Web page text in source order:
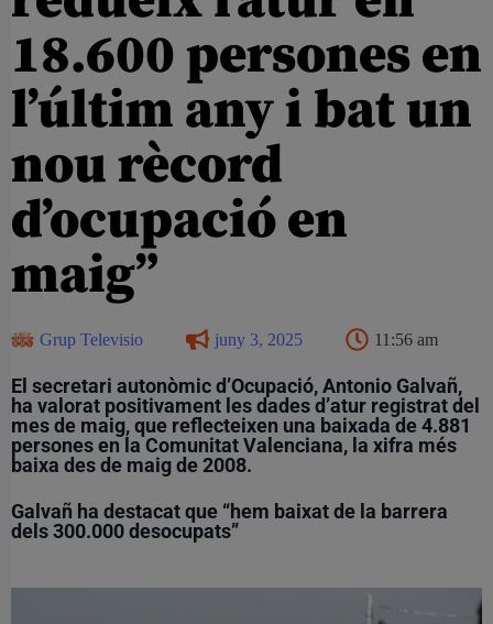
18.600 persones en
l’últim any i bat un
nou rècord
d’ocupació en
maig”
Grup Televisio juny 3, 2025 11:56 am
El secretari autonòmic d’Ocupació, Antonio Galvañ,
ha valorat positivament les dades d’atur registrat del
mes de maig, que reflecteixen una baixada de 4.881
persones en la Comunitat Valenciana, la xifra més
baixa des de maig de 2008.
Galvañ ha destacat que “hem baixat de la barrera
dels 300.000 desocupats”